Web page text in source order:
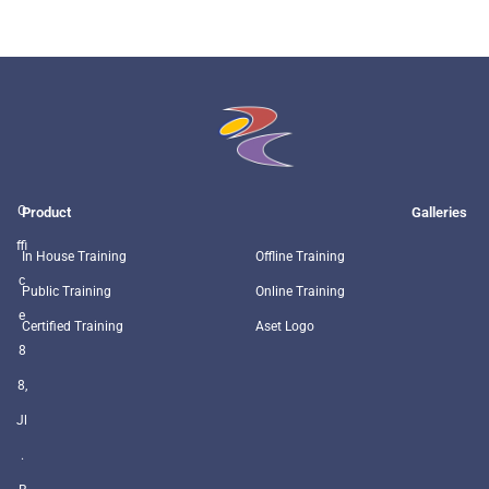
O
ffi
c
e
8
8,
Jl
.
Product
In House Training
Public Training
Certified Training
Galleries
Offline Training
Online Training
Aset Logo